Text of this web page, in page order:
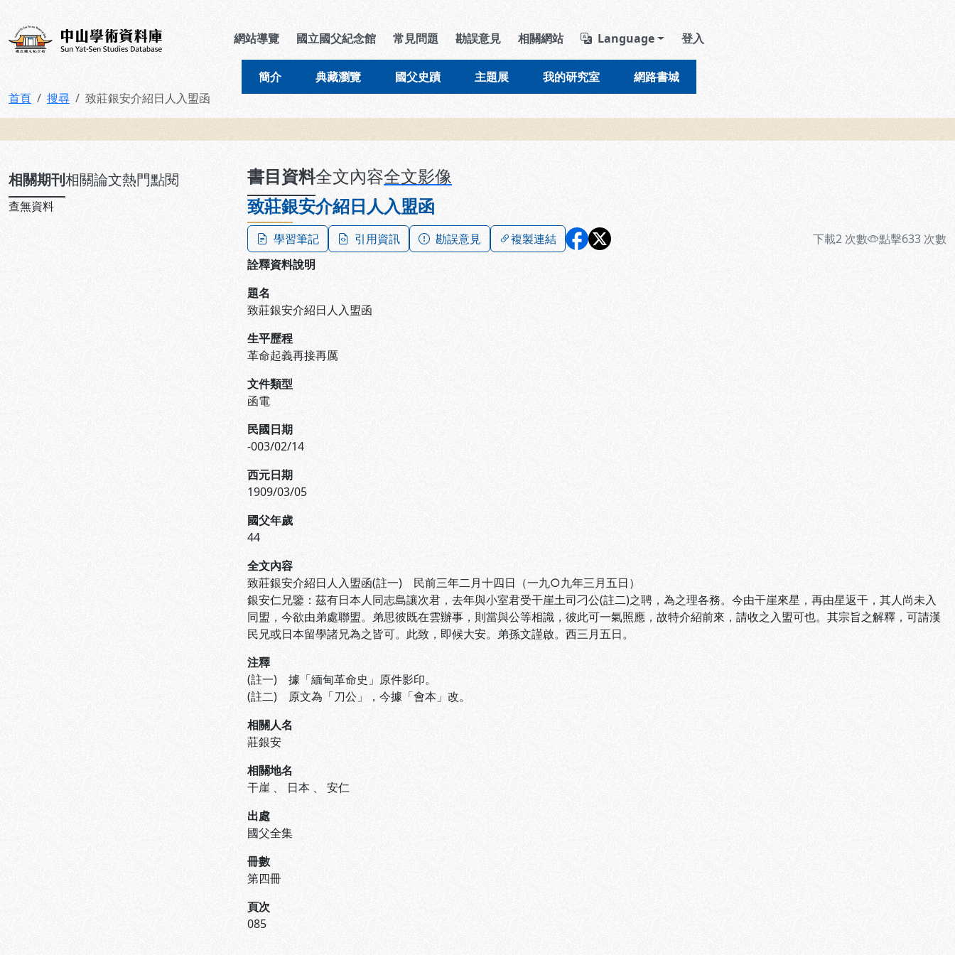
中山學術資料庫 導覽列區塊
網站導覽 國立國父紀念館 常見問題 勘誤意見 相關網站 Language 登入
簡介 典藏瀏覽 國父史蹟 主題展 我的研究室 網路書城
首頁 搜尋 致莊銀安介紹日人入盟函
相關期刊相關論文熱門點閱
查無資料
書目資料全文內容全文影像
致莊銀安介紹日人入盟函
學習筆記 引用資訊 勘誤意見 複製連結 下載2 次數 點擊633 次數
詮釋資料說明
題名
致莊銀安介紹日人入盟函
生平歷程
革命起義再接再厲
文件類型
函電
民國日期
-003/02/14
西元日期
1909/03/05
國父年歲
44
全文內容
致莊銀安介紹日人入盟函(註一) 民前三年二月十四日（一九○九年三月五日）
銀安仁兄鑒：茲有日本人同志島讓次君，去年與小室君受干崖土司刁公(註二)之聘，為之理各務。今由干崖來星，再由星返干，其人尚未入
同盟，今欲由弟處聯盟。弟思彼既在雲辦事，則當與公等相識，彼此可一氣照應，故特介紹前來，請收之入盟可也。其宗旨之解釋，可請漢
民兄或日本留學諸兄為之皆可。此致，即候大安。弟孫文謹啟。西三月五日。
注釋
(註一) 據「緬甸革命史」原件影印。
(註二) 原文為「刀公」，今據「會本」改。
相關人名
莊銀安
相關地名
干崖 、 日本 、 安仁
出處
國父全集
冊數
第四冊
頁次
085